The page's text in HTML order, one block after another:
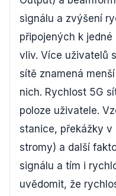
signálu a zvýšení
připojených k
vliv. Více uživatelů
sítě znamená
nich. Rychlost 5G
poloze uživatele.
stanice, překážky
stromy) a další
signálu a tím i
uvědomit, že